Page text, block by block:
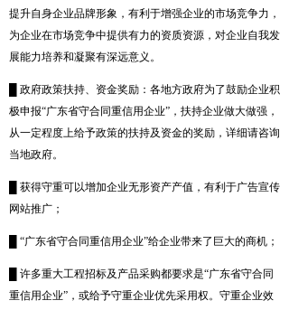
提升自身企业品牌形象，有利于增强企业的市场竞争力，
为企业在市场竞争中提供有力的资质资源，对企业自我发
展能力培养和凝聚有深远意义。
█ 政府政策扶持、资金奖励：各地方政府为了鼓励企业积
极申报“广东省守合同重信用企业”，扶持企业做大做强，
从一定程度上给予政策的扶持及资金的奖励，详细请咨询
当地政府。
█ 获得守重可以增加企业无形资产产值，有利于广告宣传
网站推广；
█ “广东省守合同重信用企业”给企业带来了巨大的商机；
█ 许多重大工程招标及产品采购都要求是“广东省守合同
重信用企业”，或给予守重企业优先采用权。守重企业效